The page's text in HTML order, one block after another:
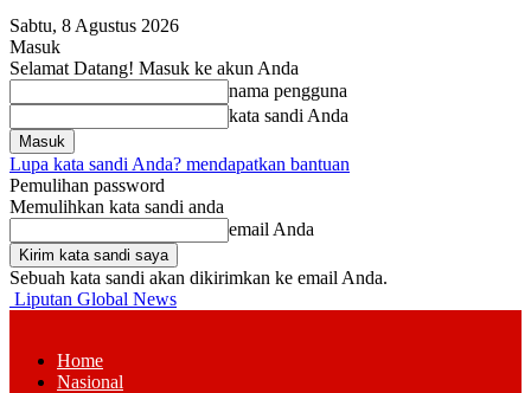
Sabtu, 8 Agustus 2026
Masuk
Selamat Datang! Masuk ke akun Anda
nama pengguna
kata sandi Anda
Lupa kata sandi Anda? mendapatkan bantuan
Pemulihan password
Memulihkan kata sandi anda
email Anda
Sebuah kata sandi akan dikirimkan ke email Anda.
Liputan Global News
Home
Nasional